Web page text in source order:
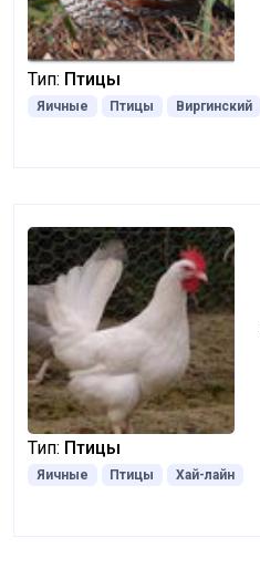
Тип: Птицы
Яичные Птицы Виргинский
Тип: Птицы
Яичные Птицы Хай-лайн